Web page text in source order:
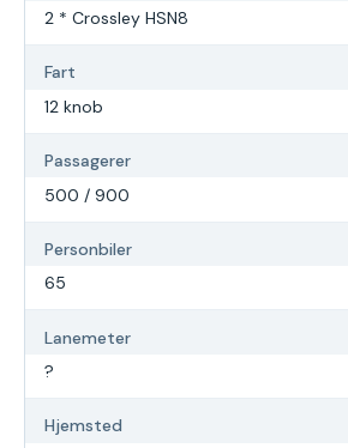
2 * Crossley HSN8
Fart
12 knob
Passagerer
500 / 900
Personbiler
65
Lanemeter
?
Hjemsted